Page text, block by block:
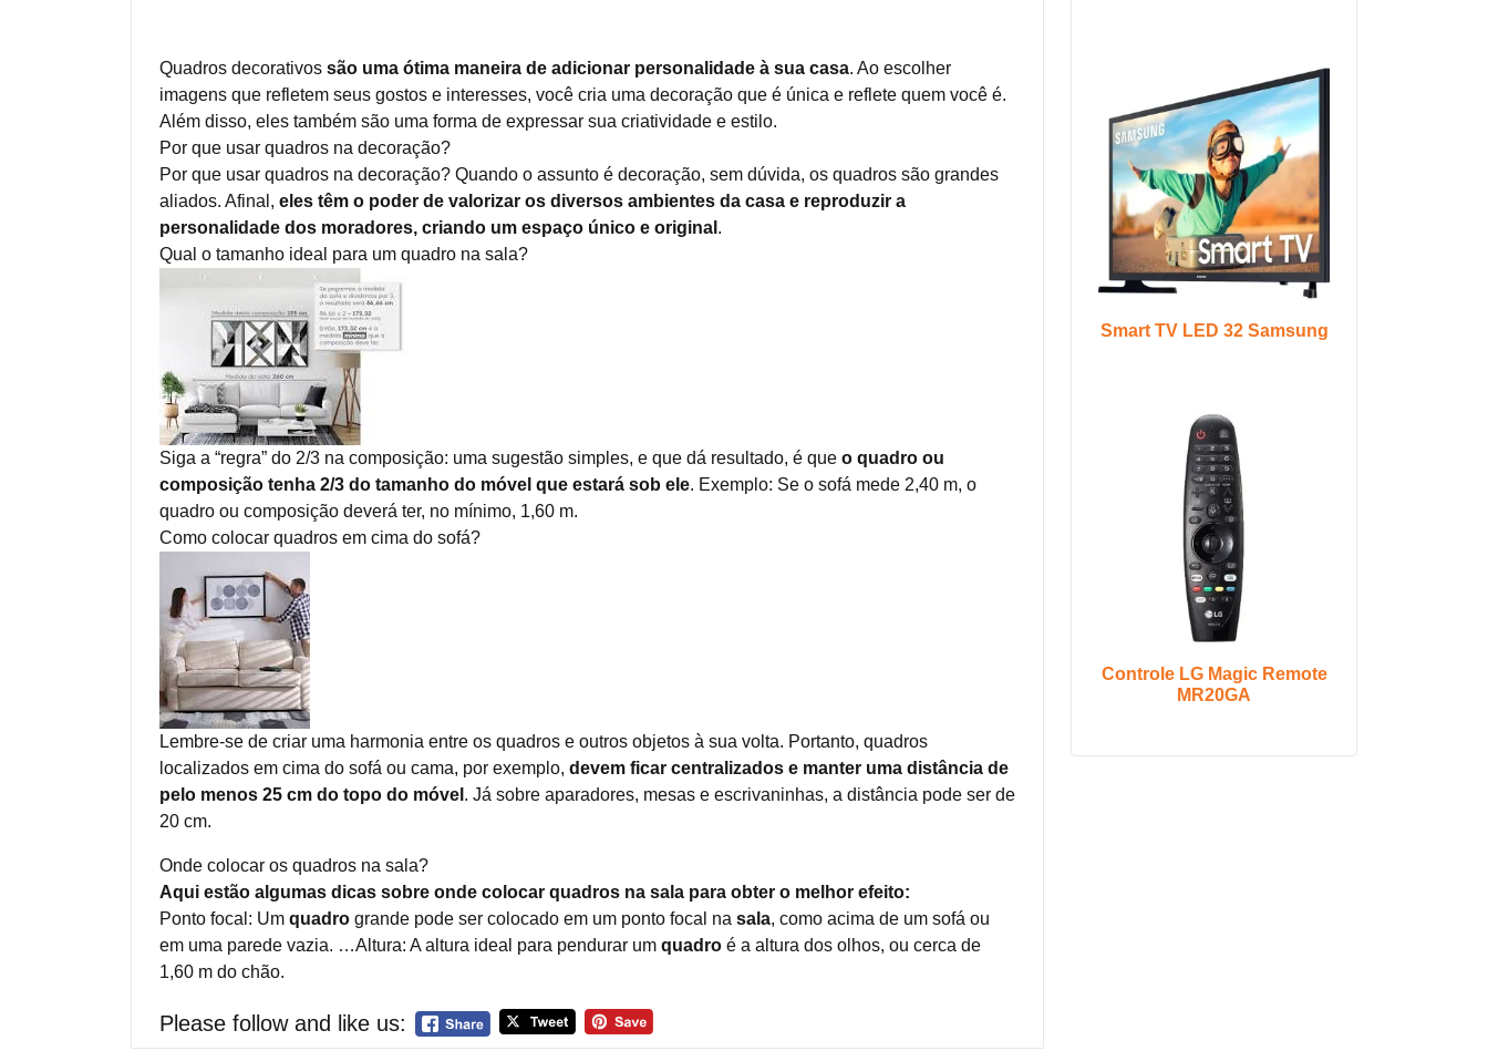
Quadros decorativos são uma ótima maneira de adicionar personalidade à sua casa. Ao escolher
imagens que refletem seus gostos e interesses, você cria uma decoração que é única e reflete quem você é.
Além disso, eles também são uma forma de expressar sua criatividade e estilo.
Por que usar quadros na decoração?
Por que usar quadros na decoração? Quando o assunto é decoração, sem dúvida, os quadros são grandes
aliados. Afinal, eles têm o poder de valorizar os diversos ambientes da casa e reproduzir a
personalidade dos moradores, criando um espaço único e original .
Qual o tamanho ideal para um quadro na sala?
Siga a “regra” do 2/3 na composição: uma sugestão simples, e que dá resultado, é que o quadro ou
composição tenha 2/3 do tamanho do móvel que estará sob ele. Exemplo: Se o sofá mede 2,40 m, o
quadro ou composição deverá ter, no mínimo, 1,60 m.
Como colocar quadros em cima do sofá?
Lembre-se de criar uma harmonia entre os quadros e outros objetos à sua volta. Portanto, quadros
localizados em cima do sofá ou cama, por exemplo, devem ficar centralizados e manter uma distância de
pelo menos 25 cm do topo do móvel . Já sobre aparadores, mesas e escrivaninhas, a distância pode ser de
20 cm.
Onde colocar os quadros na sala?
Aqui estão algumas dicas sobre onde colocar quadros na sala para obter o melhor efeito:
Ponto focal: Um quadro grande pode ser colocado em um ponto focal na sala, como acima de um sofá ou
em uma parede vazia. …Altura: A altura ideal para pendurar um quadro é a altura dos olhos, ou cerca de
1,60 m do chão.
Please follow and like us:
Smart TV LED 32 Samsung
Controle LG Magic Remote
MR20GA